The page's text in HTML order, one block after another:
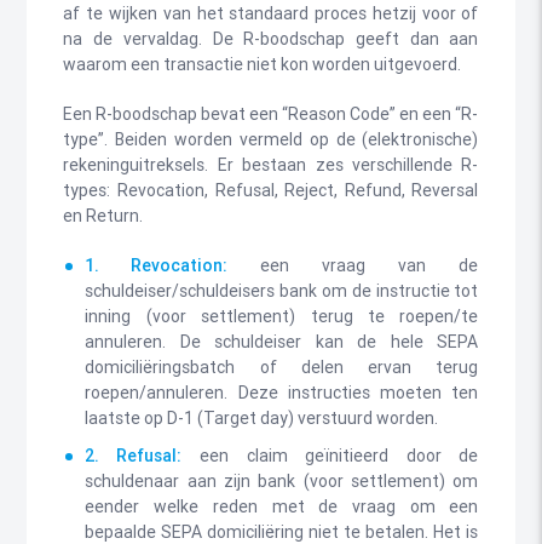
af te wijken van het standaard proces hetzij voor of
na de vervaldag. De R-boodschap geeft dan aan
waarom een transactie niet kon worden uitgevoerd.
Een R-boodschap bevat een “Reason Code” en een “R-
type”. Beiden worden vermeld op de (elektronische)
rekeninguitreksels. Er bestaan zes verschillende R-
types: Revocation, Refusal, Reject, Refund, Reversal
en Return.
1. Revocation: een vraag van de
schuldeiser/schuldeisers bank om de instructie tot
inning (voor settlement) terug te roepen/te
annuleren. De schuldeiser kan de hele SEPA
domiciliëringsbatch of delen ervan terug
roepen/annuleren. Deze instructies moeten ten
laatste op D-1 (Target day) verstuurd worden.
2. Refusal: een claim geïnitieerd door de
schuldenaar aan zijn bank (voor settlement) om
eender welke reden met de vraag om een
bepaalde SEPA domiciliëring niet te betalen. Het is